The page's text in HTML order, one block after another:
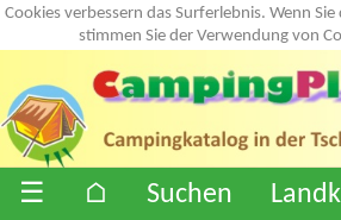
Cookies verbessern das Surferlebnis. Wenn
stimmen Sie der Verwendung von
☰ ⌂ Suchen